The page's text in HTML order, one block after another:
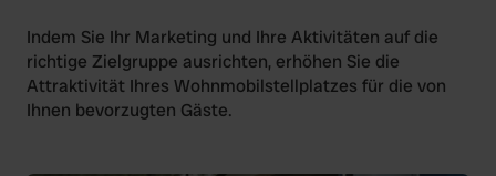
Indem Sie Ihr Marketing und Ihre Aktivitäten auf die
richtige Zielgruppe ausrichten, erhöhen Sie die
Attraktivität Ihres Wohnmobilstellplatzes für die von
Ihnen bevorzugten Gäste.